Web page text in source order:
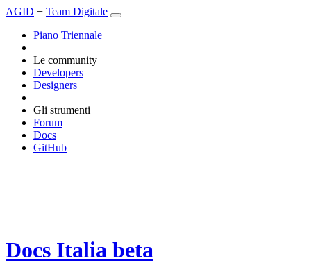
AGID + Team Digitale
Piano Triennale
Le community
Developers
Designers
Gli strumenti
Forum
Docs
GitHub
Docs Italia beta